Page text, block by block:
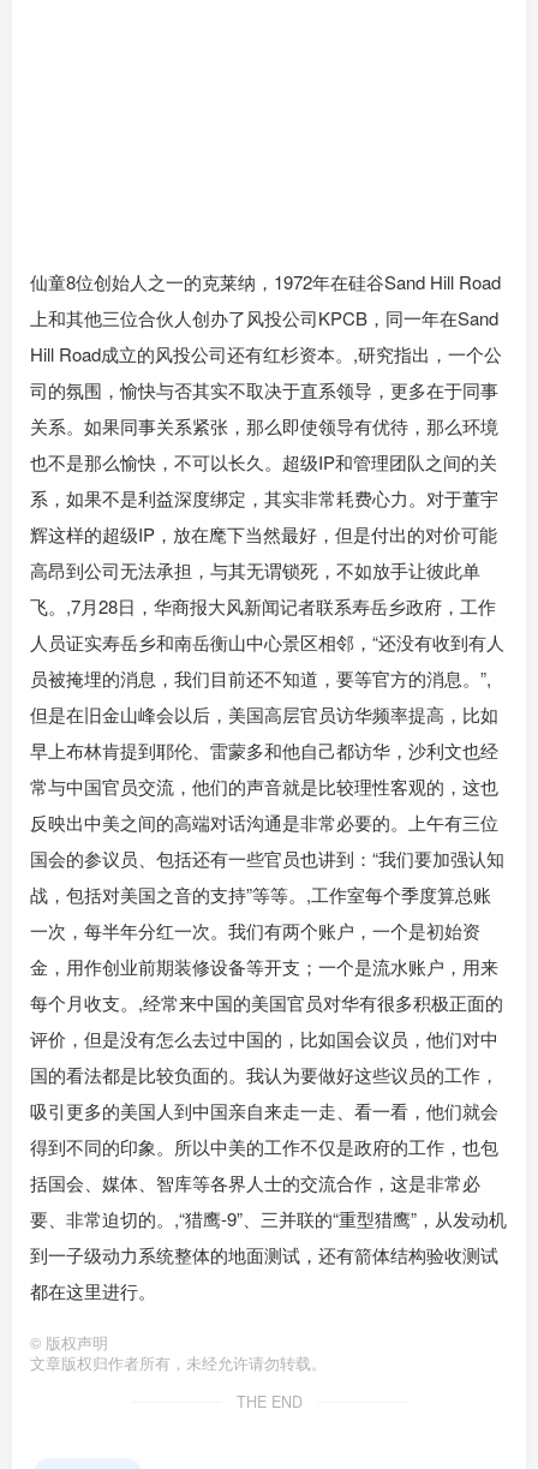
仙童8位创始人之一的克莱纳，1972年在硅谷Sand Hill Road
上和其他三位合伙人创办了风投公司KPCB，同一年在Sand
Hill Road成立的风投公司还有红杉资本。,研究指出，一个公
司的氛围，愉快与否其实不取决于直系领导，更多在于同事
关系。如果同事关系紧张，那么即使领导有优待，那么环境
也不是那么愉快，不可以长久。超级IP和管理团队之间的关
系，如果不是利益深度绑定，其实非常耗费心力。对于董宇
辉这样的超级IP，放在麾下当然最好，但是付出的对价可能
高昂到公司无法承担，与其无谓锁死，不如放手让彼此单
飞。,7月28日，华商报大风新闻记者联系寿岳乡政府，工作
人员证实寿岳乡和南岳衡山中心景区相邻，“还没有收到有人
员被掩埋的消息，我们目前还不知道，要等官方的消息。”,
但是在旧金山峰会以后，美国高层官员访华频率提高，比如
早上布林肯提到耶伦、雷蒙多和他自己都访华，沙利文也经
常与中国官员交流，他们的声音就是比较理性客观的，这也
反映出中美之间的高端对话沟通是非常必要的。上午有三位
国会的参议员、包括还有一些官员也讲到：“我们要加强认知
战，包括对美国之音的支持”等等。,工作室每个季度算总账
一次，每半年分红一次。我们有两个账户，一个是初始资
金，用作创业前期装修设备等开支；一个是流水账户，用来
每个月收支。,经常来中国的美国官员对华有很多积极正面的
评价，但是没有怎么去过中国的，比如国会议员，他们对中
国的看法都是比较负面的。我认为要做好这些议员的工作，
吸引更多的美国人到中国亲自来走一走、看一看，他们就会
得到不同的印象。所以中美的工作不仅是政府的工作，也包
括国会、媒体、智库等各界人士的交流合作，这是非常必
要、非常迫切的。,“猎鹰-9”、三并联的“重型猎鹰”，从发动机
到一子级动力系统整体的地面测试，还有箭体结构验收测试
都在这里进行。
© 版权声明
文章版权归作者所有，未经允许请勿转载。
THE END